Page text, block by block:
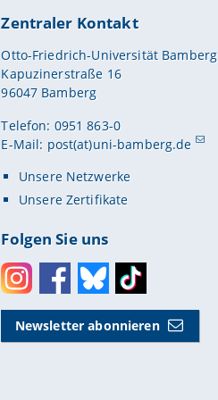
Zentraler Kontakt
Otto-Friedrich-Universität Bamberg
Kapuzinerstraße 16
96047 Bamberg
Telefon: 0951 863-0
E-Mail: post(at)uni-bamberg.de
Unsere Netzwerke
Unsere Zertifikate
Folgen Sie uns
InstagramFacebookBlueskyToktok
Newsletter abonnieren